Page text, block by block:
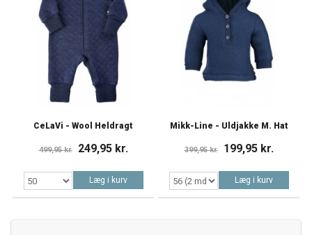
CeLaVi - Wool Heldragt
499,95 kr. 249,95 kr.
Læg i kurv
Mikk-Line - Uldjakke M. Hat
399,95 kr. 199,95 kr.
Læg i kurv